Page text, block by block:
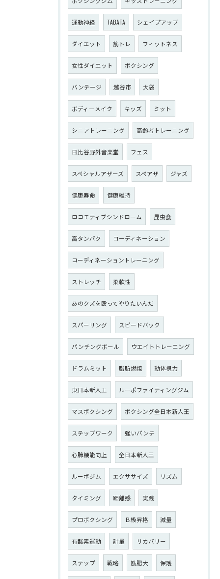
運動神経 TABATA シェイプアップ
ダイエット 筋トレ フィットネス
女性ダイエット ボクシング
バンテージ 越谷市 大袋
ボディーメイク キッズ ミット
シニアトレーニング 高齢者トレーニング
日比谷野外音楽堂 フェス
スペシャルアザーズ スペアザ ジャズ
健康寿命 健康維持
ロコモティブシンドローム 昆虫食
高タンパク コーディネーション
コーディネーショントレーニング
ストレッチ 柔軟性
あのクズを殴ってやりたいんだ
スパーリング スピードバック
パンチングボール ウエイトトレーニング
ドラムミット 脂肪燃焼 動体視力
東日本新人王 ルーポファイティングジム
マスボクシング ボクシング全日本新人王
ステップワーク 強いパンチ
心肺機能向上 全日本新人王
ルーポジム エクササイズ リズム
タイミング 距離感 実践
プロボクシング Ｂ級昇格 減量
有酸素運動 計量 リカバリー
ステップ 戦略 筋肥大 保護